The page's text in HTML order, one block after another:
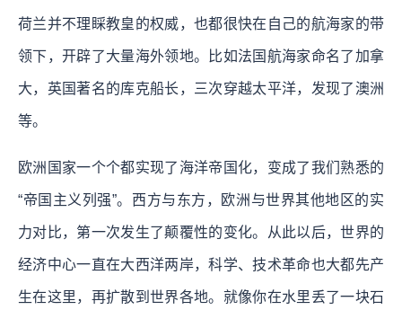
荷兰并不理睬教皇的权威，也都很快在自己的航海家的带
领下，开辟了大量海外领地。比如法国航海家命名了加拿
大，英国著名的库克船长，三次穿越太平洋，发现了澳洲
等。
欧洲国家一个个都实现了海洋帝国化，变成了我们熟悉的
“帝国主义列强”。西方与东方，欧洲与世界其他地区的实
力对比，第一次发生了颠覆性的变化。从此以后，世界的
经济中心一直在大西洋两岸，科学、技术革命也大都先产
生在这里，再扩散到世界各地。就像你在水里丢了一块石